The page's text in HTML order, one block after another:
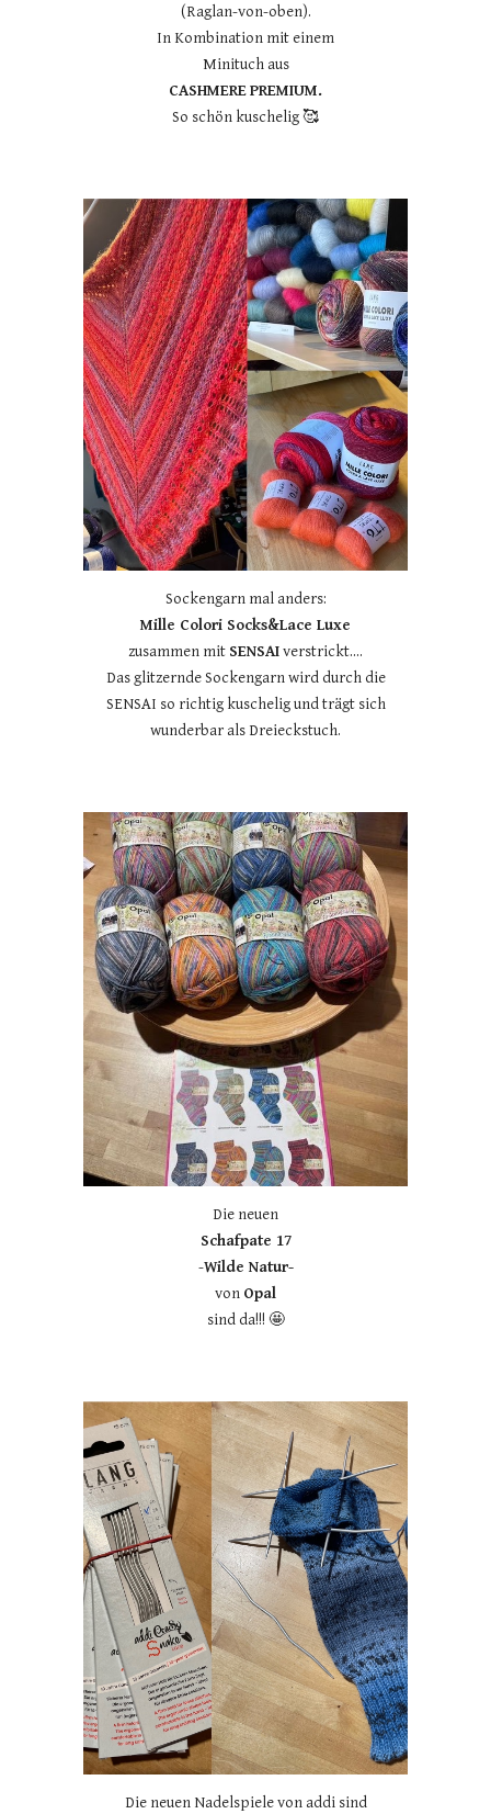
(Raglan-von-oben).
In Kombination mit einem
Minituch aus
CASHMEREPREMIUM.
So schön kuschelig 🥰
Sockengarn mal anders:
Mille Colori Socks&Lace Luxe
zusammen mit SENSAIverstrickt....
Das glitzernde Sockengarn wird durch die
SENSAI so richtig kuschelig und trägt sich
wunderbar als Dreieckstuch.
Die neuen
Schafpate 17
-Wilde Natur-
von Opal
sind da!!! 🤩
Die neuen Nadelspiele von addi sind